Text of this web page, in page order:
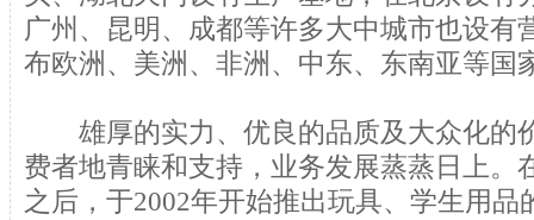
广州、昆明、成都等许多大中城市也设有
布欧洲、美洲、非洲、中东、东南亚等国
雄厚的实力、优良的品质及大众化的
费者地青睐和支持，业务发展蒸蒸日上。
之后，于2002年开始推出玩具、学生用品